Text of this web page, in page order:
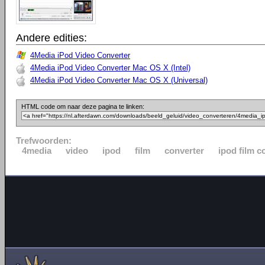
Andere edities:
4Media iPod Video Converter
4Media iPod Video Converter Mac OS X (Intel)
4Media iPod Video Converter Mac OS X (Universal)
HTML code om naar deze pagina te linken:
Trefwoorden:
4media
video ipod film converter ipod film